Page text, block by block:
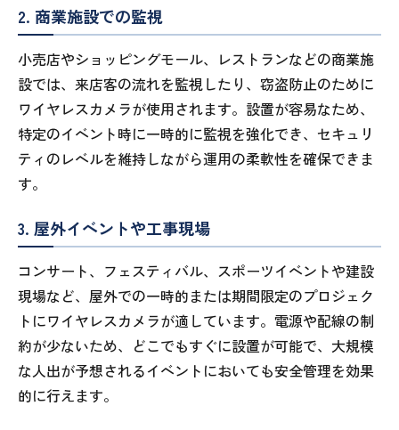
2. 商業施設での監視
小売店やショッピングモール、レストランなどの商業施
設では、来店客の流れを監視したり、窃盗防止のために
ワイヤレスカメラが使用されます。設置が容易なため、
特定のイベント時に一時的に監視を強化でき、セキュリ
ティのレベルを維持しながら運用の柔軟性を確保できま
す。
3. 屋外イベントや工事現場
コンサート、フェスティバル、スポーツイベントや建設
現場など、屋外での一時的または期間限定のプロジェク
トにワイヤレスカメラが適しています。電源や配線の制
約が少ないため、どこでもすぐに設置が可能で、大規模
な人出が予想されるイベントにおいても安全管理を効果
的に行えます。